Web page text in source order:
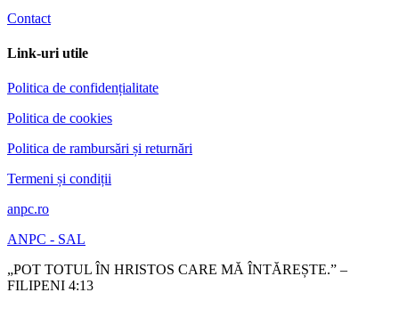
Contact
Link-uri utile
Politica de confidențialitate
Politica de cookies
Politica de rambursări și returnări
Termeni și condiții
anpc.ro
ANPC - SAL
„POT TOTUL ÎN HRISTOS CARE MĂ ÎNTĂREȘTE.” –
FILIPENI 4:13